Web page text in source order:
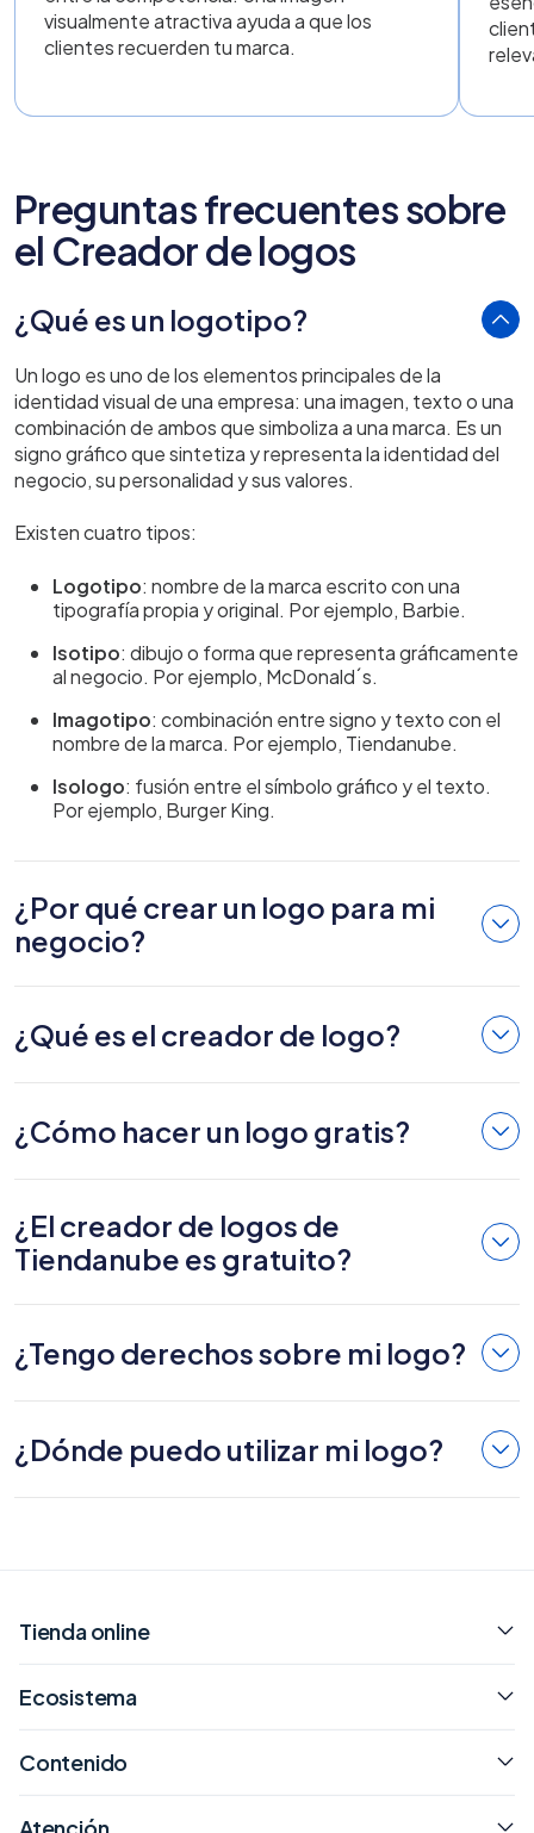
visualmente atractiva ayuda a que los
clientes recuerden tu marca.
Preguntas frecuentes sobre
el Creador de logos
¿Qué es un logotipo?
Un logo es uno de los elementos principales de la
identidad visual de una empresa: una imagen, texto o una
combinación de ambos que simboliza a una marca. Es un
signo gráfico que sintetiza y representa la identidad del
negocio, su personalidad y sus valores.
Existen cuatro tipos:
Logotipo: nombre de la marca escrito con una
tipografía propia y original. Por ejemplo, Barbie.
Isotipo: dibujo o forma que representa gráficamente
al negocio. Por ejemplo, McDonald´s.
Imagotipo: combinación entre signo y texto con el
nombre de la marca. Por ejemplo, Tiendanube.
Isologo: fusión entre el símbolo gráfico y el texto.
Por ejemplo, Burger King.
¿Por qué crear un logo para mi
negocio?
¿Qué es el creador de logo?
¿Cómo hacer un logo gratis?
¿El creador de logos de
Tiendanube es gratuito?
¿Tengo derechos sobre mi logo?
¿Dónde puedo utilizar mi logo?
Tienda online
Ecosistema
Contenido
Atención